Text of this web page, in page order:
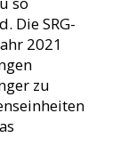
Die SRG-
2021
zu